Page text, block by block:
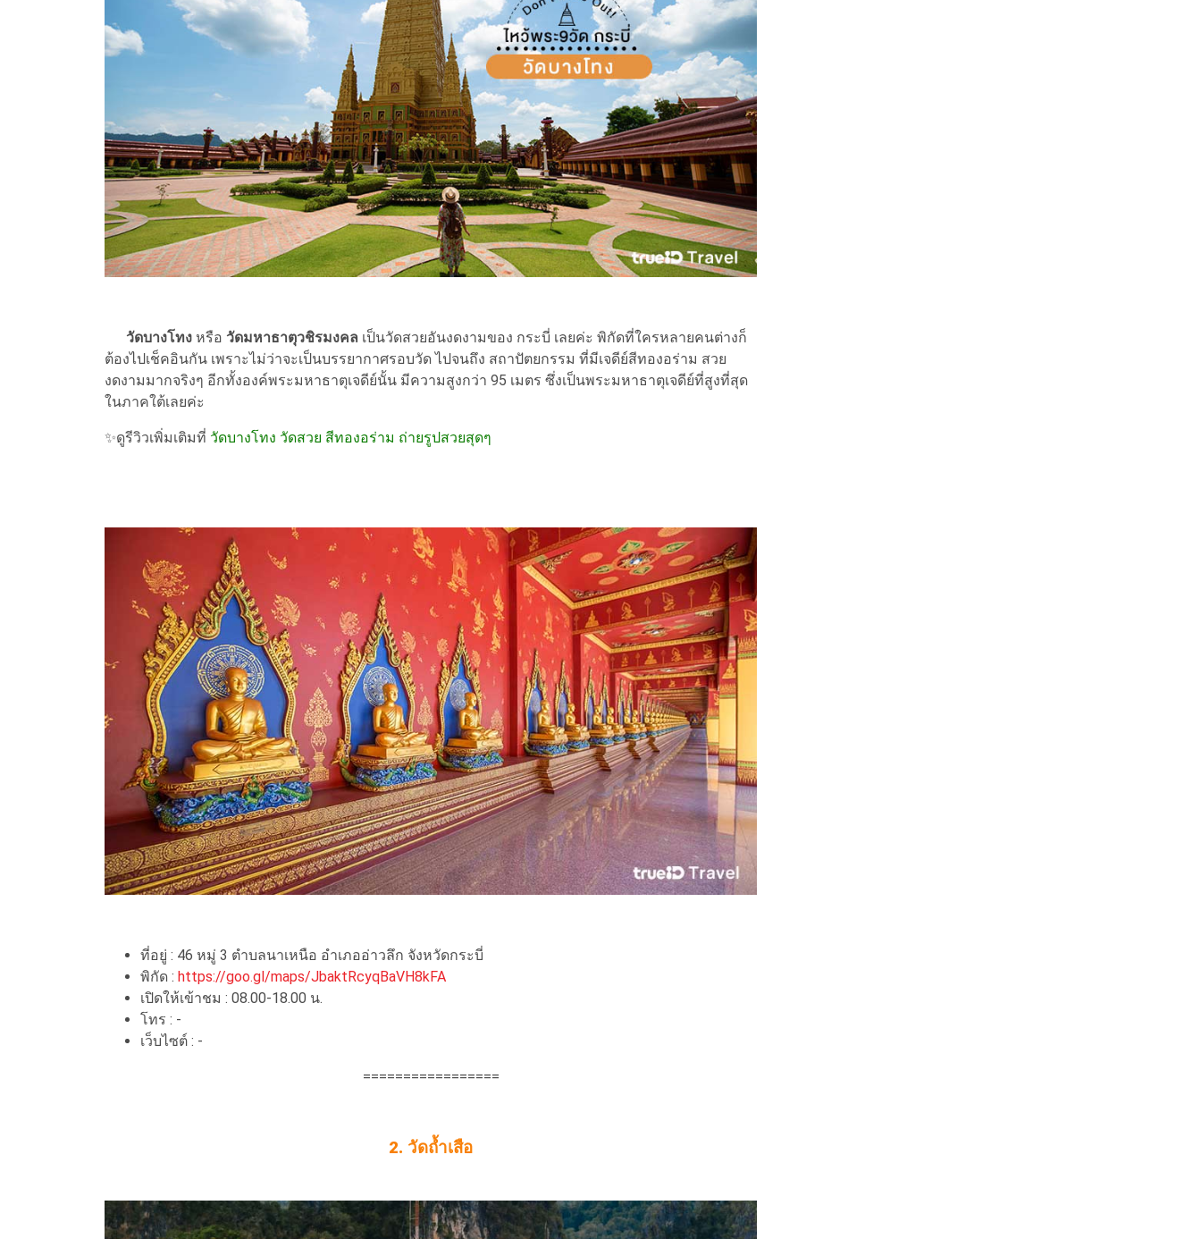
วัดบางโทง หรือ วัดมหาธาตุวชิรมงคล เป็นวัดสวยอันงดงามของ กระบี่ เลยค่ะ พิกัดที่ใครหลายคนต่างก็
ต้องไปเช็คอินกัน เพราะไม่ว่าจะเป็นบรรยากาศรอบวัด ไปจนถึง สถาปัตยกรรม ที่มีเจดีย์สีทองอร่าม สวย
งดงามมากจริงๆ อีกทั้งองค์พระมหาธาตุเจดีย์นั้น มีความสูงกว่า 95 เมตร ซึ่งเป็นพระมหาธาตุเจดีย์ที่สูงที่สุด
ในภาคใต้เลยค่ะ
✨ดูรีวิวเพิ่มเติมที่ วัดบางโทง วัดสวย สีทองอร่าม ถ่ายรูปสวยสุดๆ
ที่อยู่ : 46 หมู่ 3 ตำบลนาเหนือ อำเภออ่าวลึก จังหวัดกระบี่
พิกัด : https://goo.gl/maps/JbaktRcyqBaVH8kFA
เปิดให้เข้าชม : 08.00-18.00 น.
โทร : -
เว็บไซต์ : -
=================
2. วัดถ้ำเสือ